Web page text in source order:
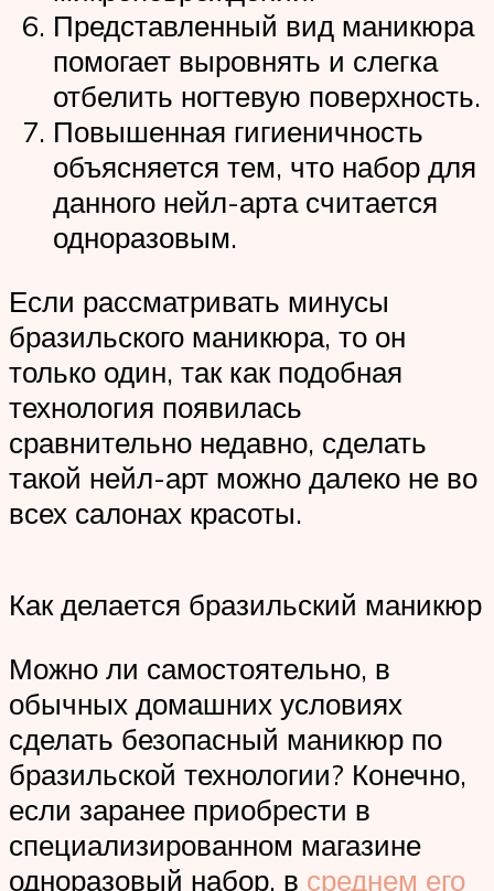
Представленный вид маникюра
помогает выровнять и слегка
отбелить ногтевую поверхность.
Повышенная гигиеничность
объясняется тем, что набор для
данного нейл-арта считается
одноразовым.
Если рассматривать минусы
бразильского маникюра, то он
только один, так как подобная
технология появилась
сравнительно недавно, сделать
такой нейл-арт можно далеко не во
всех салонах красоты.
Как делается бразильский маникюр
Можно ли самостоятельно, в
обычных домашних условиях
сделать безопасный маникюр по
бразильской технологии? Конечно,
если заранее приобрести в
специализированном магазине
одноразовый набор, в среднем его